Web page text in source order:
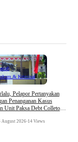
& Kriminal
Pelapor Pertanyakan
Penanganan Kasus
Unit Paksa Debt Colletor
August 2026•14 Views